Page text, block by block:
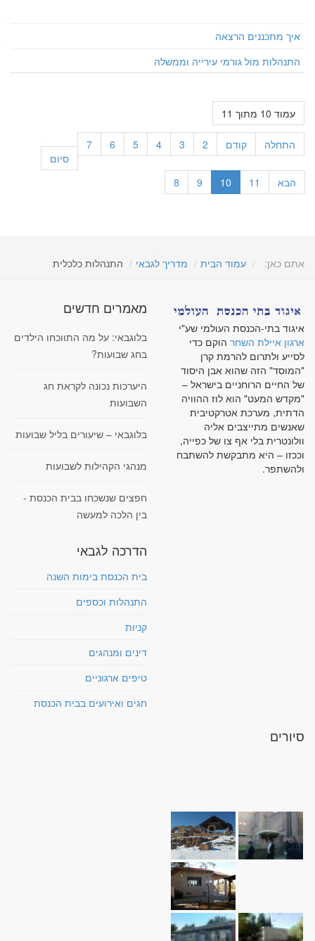
איך מתכננים הרצאה
התנהלות מול גורמי עירייה וממשלה
עמוד 10 מתוך 11
התחלה קודם 2
3
4
5
6
7
8 9 10 11 הבא
סיום
אתם כאן: עמוד הבית מדריך לגבאי התנהלות כלכלית
איגוד בתי-הכנסת העולמי שע"י
ארגון איילת השחר הוקם כדי
לסייע ולתרום להרמת קרן
"המוסד" הזה שהוא אבן היסוד
של החיים הרוחניים בישראל –
"מקדש המעט" הוא לוז ההוויה
הדתית, מערכת אטרקטיבית
שאנשים מתייצבים אליה
וולונטרית בלי אף צו של כפייה,
וככזו – היא מתבקשת להשתבח
ולהשתפר.
מאמרים חדשים
בלוגבאי: על מה התווכחו הילדים
בחג שבועות?
היערכות נכונה לקראת חג
השבועות
בלוגבאי – שיעורים בליל שבועות
מנהגי הקהילות לשבועות
חפצים שנשכחו בבית הכנסת -
בין הלכה למעשה
הדרכה לגבאי
בית הכנסת בימות השנה
התנהלות וכספים
קניות
דינים ומנהגים
טיפים ארגוניים
חגים ואירועים בבית הכנסת
סיורים